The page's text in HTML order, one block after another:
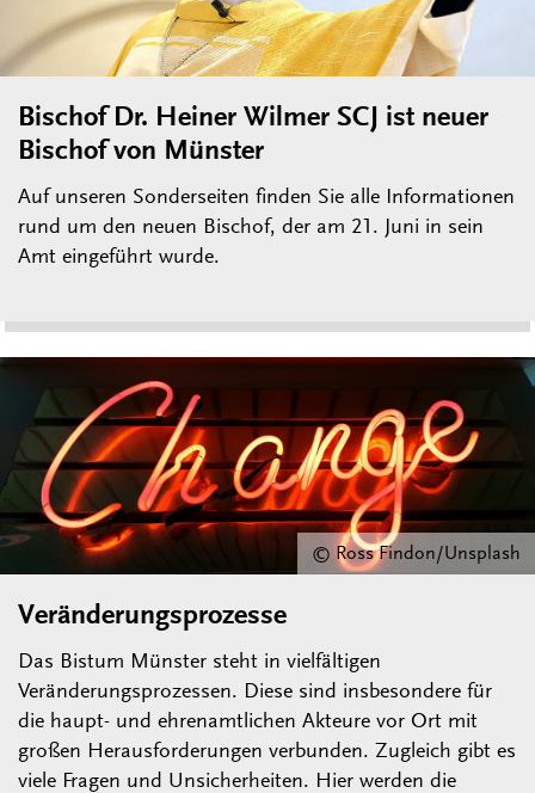
Bischof Dr. Heiner Wilmer SCJ ist neuer
Bischof von Münster
Auf unseren Sonderseiten finden Sie alle Informationen
rund um den neuen Bischof, der am 21. Juni in sein
Amt eingeführt wurde.
© Ross Findon/Unsplash
Veränderungsprozesse
Das Bistum Münster steht in vielfältigen
Veränderungsprozessen. Diese sind insbesondere für
die haupt- und ehrenamtlichen Akteure vor Ort mit
großen Herausforderungen verbunden. Zugleich gibt es
viele Fragen und Unsicherheiten. Hier werden die